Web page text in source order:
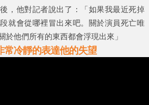
，他對記者說出了：「如果我最近死掉
就會從哪裡冒出來吧。關於演員死亡唯
於他們所有的東西都會浮現出來」
常冷靜的表達他的失望